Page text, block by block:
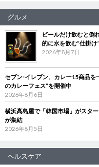
グルメ
ビールだけ飲むと倒
的に水を飲む”仕掛
2026年8月7日
セブン‐イレブン、カレー15商品
のカレーフェス”を開催中
2026年8月6日
横浜高島屋で「韓国市場」がスタ
が集結
2026年8月5日
ヘルスケア